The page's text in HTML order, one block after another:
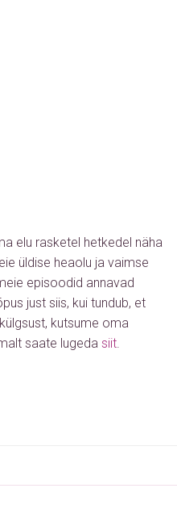
elu rasketel hetkedel näha
üldise heaolu ja vaimse
episoodid annavad
just siis, kui tundub, et
kutsume oma
saate lugeda siit.